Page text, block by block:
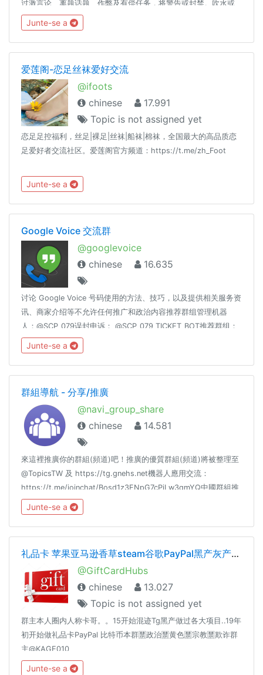
过激言论、离题话题、作弊及有偿任务，将警告或封禁。吹水或
编程起步请移步： @coder_ot本群使用 SCP-079，相关 SPAM
处理标准请见：https://scp-079.org/rule长段代码请使用
pastebin 展示误封申诉： @SCP_079_TICKET_BOT友情联盟：
Junte-se a
爱莲阁-恋足丝袜爱好交流
@ifoots
chinese
17.991
Topic is not assigned yet
恋足足控福利，丝足|裸足|丝袜|船袜|棉袜，全国最大的高品质恋
足爱好者交流社区。爱莲阁官方频道：https://t.me/zh_Foot
Junte-se a
Google Voice 交流群
@googlevoice
chinese
16.635
讨论 Google Voice 号码使用的方法、技巧，以及提供相关服务资
讯、商家介绍等不允许任何推广和政治内容推荐群组管理机器
人：@SCP_079误封申诉： @SCP_079_TICKET_BOT推荐群组：
@google_fi Google Fi 交流群@pythonzh Python 中文交流
@cpluspluszh C++ 中文交流友情联盟： @coderzh
Junte-se a
群組導航 - 分享/推廣
@navi_group_share
chinese
14.581
來這裡推廣你的群組(頻道)吧！推廣的優質群組(頻道)將被整理至
@TopicsTW 及 https://tg.gnehs.net機器人應用交流：
https://t.me/joinchat/Bosd1z3ENpG7cPjLw3qmYQ中國群組推
廣： @FOCUSTELEGRAMGROUPLINK
Junte-se a
礼品卡 苹果亚马逊香草steam谷歌PayPal黑产灰产暴利
@GiftCardHubs
chinese
13.027
Topic is not assigned yet
群主本人圈内人称卡哥。。15开始混迹Tg黑产做过各大项目..19年
初开始做礼品卡PayPal 比特币本群🈲️政治🈲️黄色🈲️宗教🈲️欺诈群
主@KAGE010
Junte-se a